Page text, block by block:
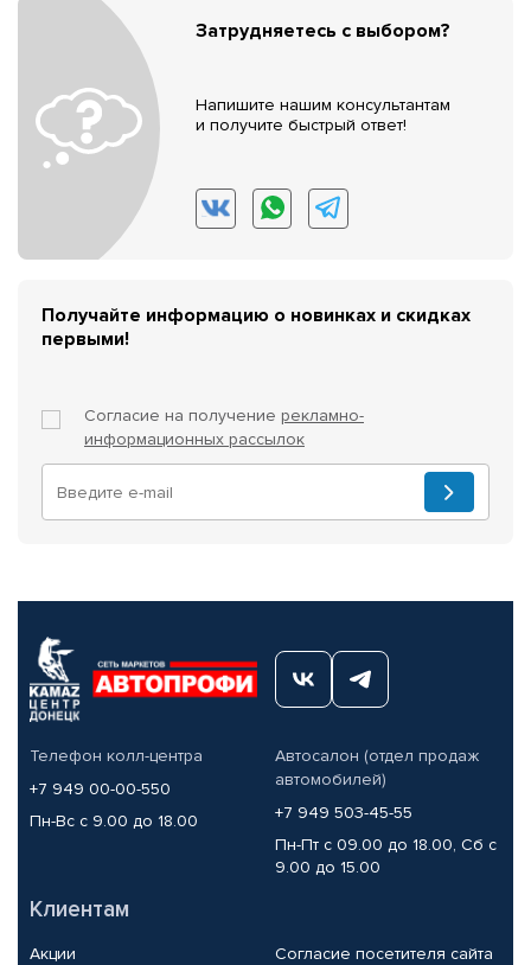
Затрудняетесь с выбором?
Напишите нашим консультантам
и получите быстрый ответ!
Получайте информацию о новинках и скидках
первыми!
Согласие на получение рекламно-
информационных рассылок
Телефон колл-центра
+7 949 00-00-550
Пн-Вс с 9.00 до 18.00
Автосалон (отдел продаж
автомобилей)
+7 949 503-45-55
Пн-Пт с 09.00 до 18.00, Сб с
9.00 до 15.00
Клиентам
Акции Согласие посетителя сайта